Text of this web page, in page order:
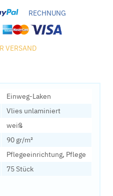
RECHNUNG
VERSAND
Einweg-Laken
Vlies unlaminiert
weiß
90 gr/m²
Pflegeeinrichtung, Pflege
75 Stück